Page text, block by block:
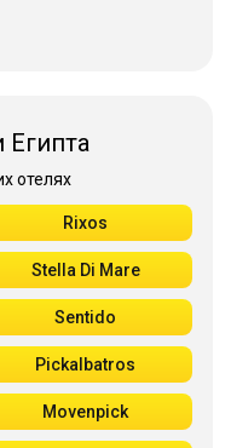
Египта
отелях
Rixos
Stella Di Mare
Sentido
Pickalbatros
Movenpick